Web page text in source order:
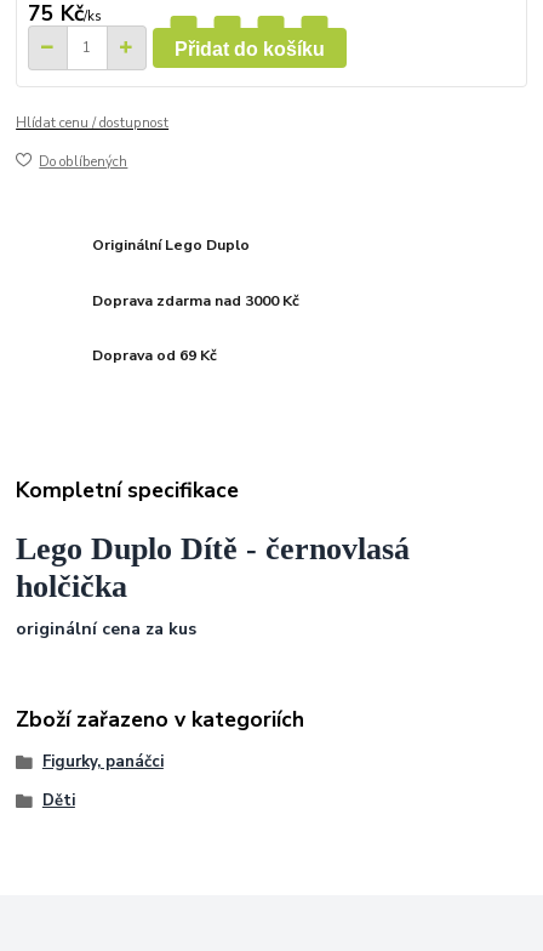
75 Kč/ks
Přidat do košíku
Hlídat cenu / dostupnost
Do oblíbených
Originální Lego Duplo
Doprava zdarma nad 3000 Kč
Doprava od 69 Kč
Kompletní specifikace
Lego Duplo Dítě - černovlasá
holčička
originální cena za kus
Zboží zařazeno v kategoriích
Figurky, panáčci
Děti